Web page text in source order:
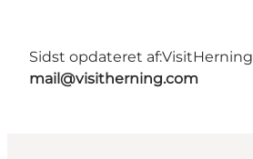
Sidst opdateret af:VisitHerning
mail@visitherning.com